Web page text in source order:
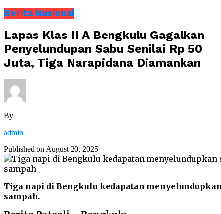
Berita Nasional
Lapas Klas II A Bengkulu Gagalkan
Penyelundupan Sabu Senilai Rp 50
Juta, Tiga Narapidana Diamankan
By
admin
Published on August 20, 2025
Tiga napi di Bengkulu kedapatan
sampah.